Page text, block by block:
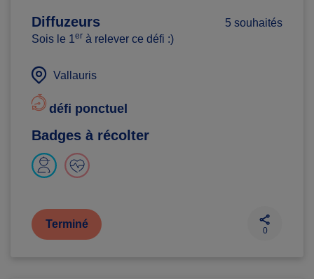
Diffuzeurs
5 souhaités
Sois le 1er à relever ce défi :)
Vallauris
défi ponctuel
Badges à récolter
Terminé
0